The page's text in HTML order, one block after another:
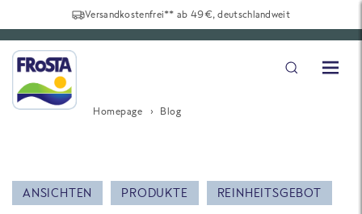
Versandkostenfrei** ab 49€, deutschlandweit
Homepage Blog
ANSICHTEN PRODUKTE REINHEITSGEBOT